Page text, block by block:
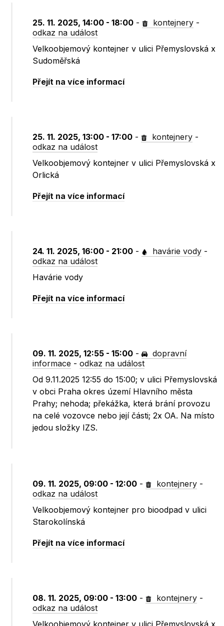
25. 11. 2025, 14:00 - 18:00 - kontejnery -
odkaz na událost
Velkoobjemový kontejner v ulici Přemyslovská x
Sudoměřská
Přejít na více informací
25. 11. 2025, 13:00 - 17:00 - kontejnery -
odkaz na událost
Velkoobjemový kontejner v ulici Přemyslovská x
Orlická
Přejít na více informací
24. 11. 2025, 16:00 - 21:00 - havárie vody -
odkaz na událost
Havárie vody
Přejít na více informací
09. 11. 2025, 12:55 - 15:00 -
dopravní
informace -odkaz na událost
Od 9.11.2025 12:55 do 15:00; v ulici Přemyslovská
v obci Praha okres území Hlavního města
Prahy; nehoda; překážka, která brání provozu
na celé vozovce nebo její části; 2x OA. Na místo
jedou složky IZS.
09. 11. 2025, 09:00 - 12:00 - kontejnery -
odkaz na událost
Velkoobjemový kontejner pro bioodpad v ulici
Starokolínská
Přejít na více informací
08. 11. 2025, 09:00 - 13:00 - kontejnery -
odkaz na událost
Velkoobjemový kontejner v ulici Přemyslovská x